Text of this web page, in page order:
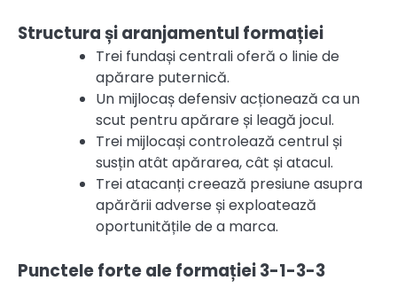
Structura și aranjamentul formației
Trei fundași centrali oferă o linie de
apărare puternică.
Un mijlocaș defensiv acționează ca un
scut pentru apărare și leagă jocul.
Trei mijlocași controlează centrul și
susțin atât apărarea, cât și atacul.
Trei atacanți creează presiune asupra
apărării adverse și exploatează
oportunitățile de a marca.
Punctele forte ale formației 3-1-3-3